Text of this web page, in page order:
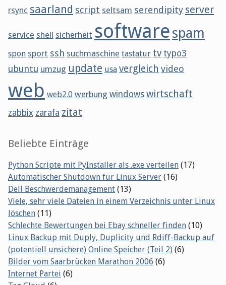
rsync saarland script seltsam serendipity server
service shell sicherheit softwarespam
spon sport ssh suchmaschine tastatur tv typo3
ubuntu umzug update usa vergleich video
web web2.0 werbung windows wirtschaft
zabbix zarafa zitat
Beliebte Einträge
Python Scripte mit PyInstaller als .exe verteilen (17)
Automatischer Shutdown für Linux Server (16)
Dell Beschwerdemanagement (13)
Viele, sehr viele Dateien in einem Verzeichnis unter Linux
löschen (11)
Schlechte Bewertungen bei Ebay schneller finden (10)
Linux Backup mit Duply, Duplicity und Rdiff-Backup auf
(potentiell unsichere) Online Speicher (Teil 2) (6)
Bilder vom Saarbrücken Marathon 2006 (6)
Internet Partei (6)